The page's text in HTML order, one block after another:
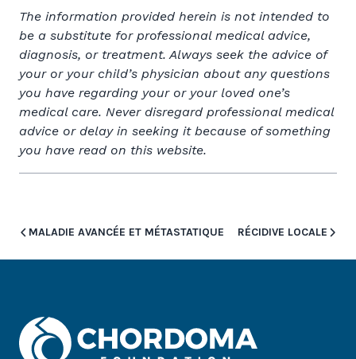
The information provided herein is not intended to
be a substitute for professional medical advice,
diagnosis, or treatment. Always seek the advice of
your or your child’s physician about any questions
you have regarding your or your loved one’s
medical care. Never disregard professional medical
advice or delay in seeking it because of something
you have read on this website.
MALADIE AVANCÉE ET MÉTASTATIQUE RÉCIDIVE LOCALE